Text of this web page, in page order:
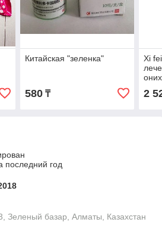
Китайская "зеленка"
580₸
Xi
2
последний год
Зеленый базар, Алматы, Казахстан